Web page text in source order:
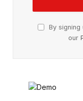
By
our